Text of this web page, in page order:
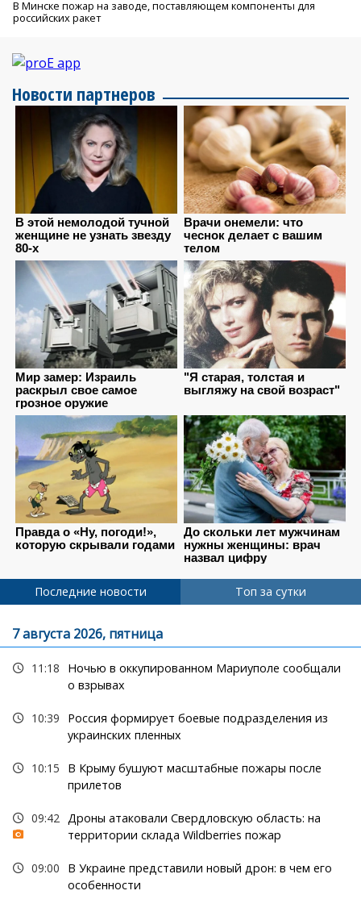
В Минске пожар на заводе, поставляющем компоненты для
российских ракет
Новости партнеров
Последние новости Топ за сутки
7 августа 2026, пятница
11:18
Ночью в оккупированном Мариуполе сообщали
о взрывах
10:39
Россия формирует боевые подразделения из
украинских пленных
10:15
В Крыму бушуют масштабные пожары после
прилетов
09:42 Дроны атаковали Свердловскую область: на
территории склада Wildberries пожар
09:00
В Украине представили новый дрон: в чем его
особенности